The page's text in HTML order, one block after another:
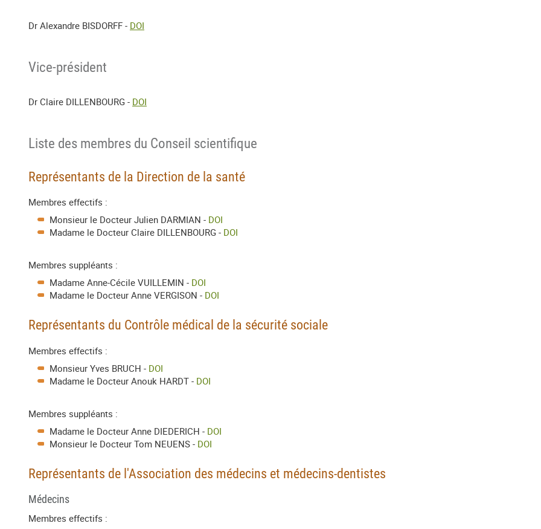
Dr Alexandre BISDORFF - DOI
Vice-président
Dr Claire DILLENBOURG - DOI
Liste des membres du Conseil scientifique
Représentants de la Direction de la santé
Membres effectifs :
Monsieur le Docteur Julien DARMIAN - DOI
Madame le Docteur Claire DILLENBOURG - DOI
Membres suppléants :
Madame Anne-Cécile VUILLEMIN - DOI
Madame le Docteur Anne VERGISON - DOI
Représentants du Contrôle médical de la sécurité sociale
Membres effectifs :
Monsieur Yves BRUCH - DOI
Madame le Docteur Anouk HARDT - DOI
Membres suppléants :
Madame le Docteur Anne DIEDERICH - DOI
Monsieur le Docteur Tom NEUENS - DOI
Représentants de l'Association des médecins et médecins-dentistes
Médecins
Membres effectifs :